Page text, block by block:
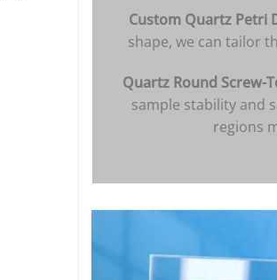
Custom Quartz Petri
shape, we can tailor
Quartz Round Screw-
sample stability and
regions